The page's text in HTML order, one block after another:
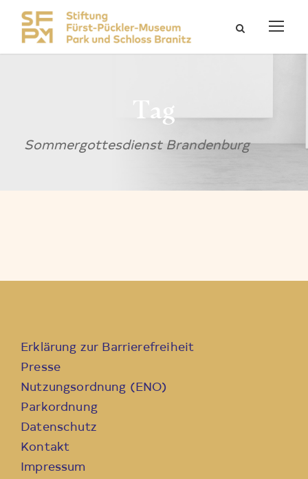
Tag
Sommergottesdienst Brandenburg
Erklärung zur Barrierefreiheit
Presse
Nutzungsordnung (ENO)
Parkordnung
Datenschutz
Kontakt
Impressum